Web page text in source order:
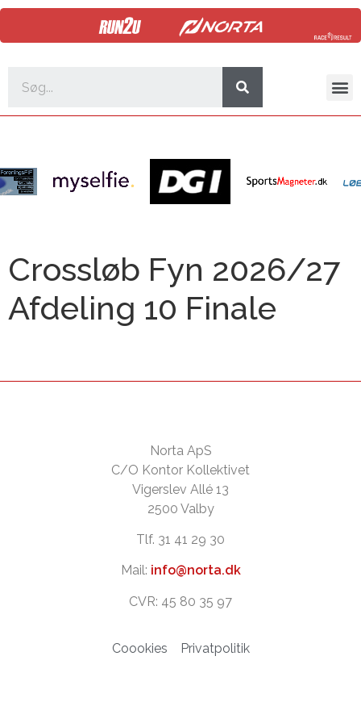
Crossløb Fyn 2026/27
Afdeling 10 Finale
Norta ApS
C/O Kontor Kollektivet
Vigerslev Allé 13
2500 Valby
Tlf. 31 41 29 30
Mail: info@norta.dk
CVR: 45 80 35 97
Coookies Privatpolitik